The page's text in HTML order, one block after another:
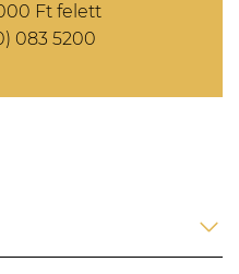
Ft felett
083 5200